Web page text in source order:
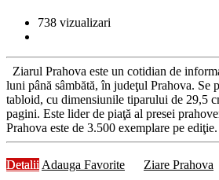
738 vizualizari
Ziarul Prahova este un cotidian de
luni până sâmbătă, în judeţul Prahova. Se
tabloid, cu dimensiunile tiparului de 29,5
pagini. Este lider de piaţă al presei
Prahova este de 3.500 exemplare pe ediţie.
Detalii Adauga Favorite Ziare Prahova